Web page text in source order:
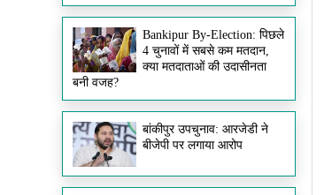
Bankipur By-Election: पिछले
4 चुनावों में सबसे कम मतदान,
क्या मतदाताओं की उदासीनता
बनी वजह?
बांकीपुर उपचुनाव: आरजेडी ने
बीजेपी पर लगाया आरोप